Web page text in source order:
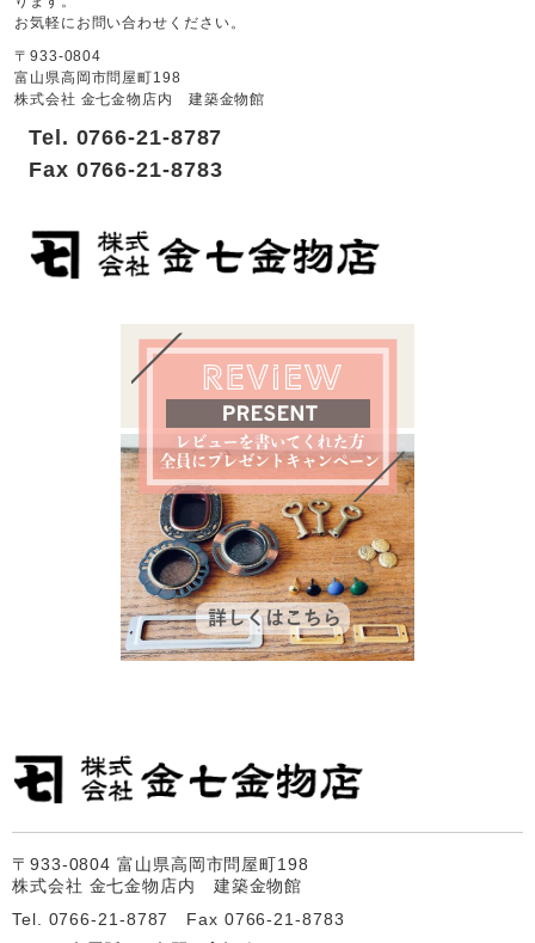
お気軽にお問い合わせください。
〒933-0804
富山県高岡市問屋町198
株式会社 金七金物店内 建築金物館
Tel. 0766-21-8787
Fax 0766-21-8783
〒933-0804 富山県高岡市問屋町198
株式会社 金七金物店内 建築金物館
Tel. 0766-21-8787 Fax 0766-21-8783